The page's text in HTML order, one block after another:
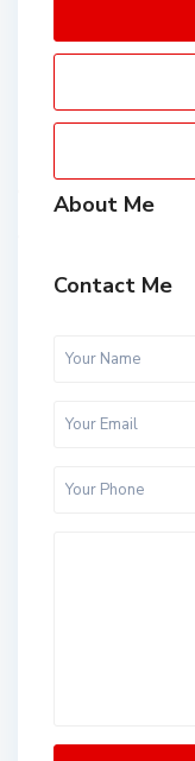
About Me
Contact Me